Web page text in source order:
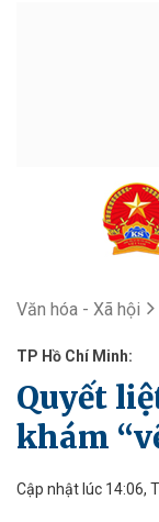
Văn hóa - Xã hội
TP Hồ Chí Minh:
Quyết
khám
Cập nhật lúc 14:06,